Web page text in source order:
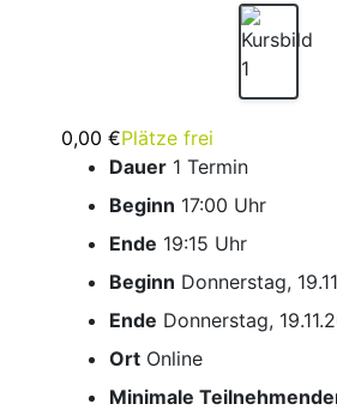
0,00 €Plätze frei
Dauer 1 Termin
Beginn 17:00 Uhr
Ende 19:15 Uhr
Beginn Donnerstag,
Ende Donnerstag,
Ort Online
Minimale